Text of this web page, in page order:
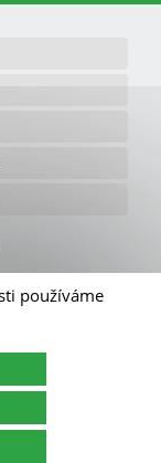
ČR
údajů
používáme